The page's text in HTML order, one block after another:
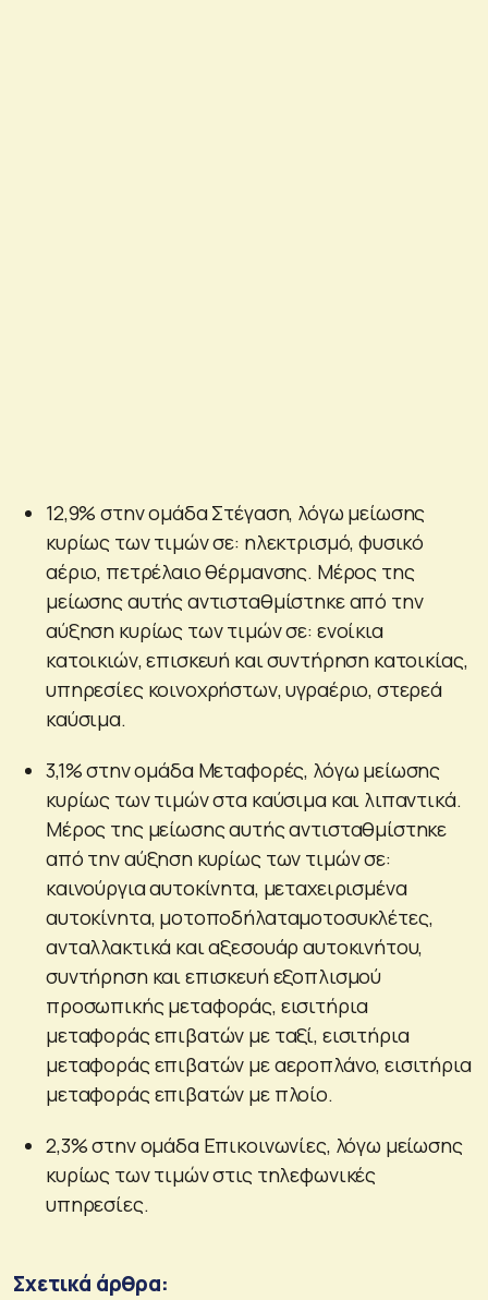
12,9% στην ομάδα Στέγαση, λόγω μείωσης
κυρίως των τιμών σε: ηλεκτρισμό, φυσικό
αέριο, πετρέλαιο θέρμανσης. Μέρος της
μείωσης αυτής αντισταθμίστηκε από την
αύξηση κυρίως των τιμών σε: ενοίκια
κατοικιών, επισκευή και συντήρηση κατοικίας,
υπηρεσίες κοινοχρήστων, υγραέριο, στερεά
καύσιμα.
3,1% στην ομάδα Μεταφορές, λόγω μείωσης
κυρίως των τιμών στα καύσιμα και λιπαντικά.
Μέρος της μείωσης αυτής αντισταθμίστηκε
από την αύξηση κυρίως των τιμών σε:
καινούργια αυτοκίνητα, μεταχειρισμένα
αυτοκίνητα, μοτοποδήλαταμοτοσυκλέτες,
ανταλλακτικά και αξεσουάρ αυτοκινήτου,
συντήρηση και επισκευή εξοπλισμού
προσωπικής μεταφοράς, εισιτήρια
μεταφοράς επιβατών με ταξί, εισιτήρια
μεταφοράς επιβατών με αεροπλάνο, εισιτήρια
μεταφοράς επιβατών με πλοίο.
2,3% στην ομάδα Επικοινωνίες, λόγω μείωσης
κυρίως των τιμών στις τηλεφωνικές
υπηρεσίες.
Σχετικά άρθρα: